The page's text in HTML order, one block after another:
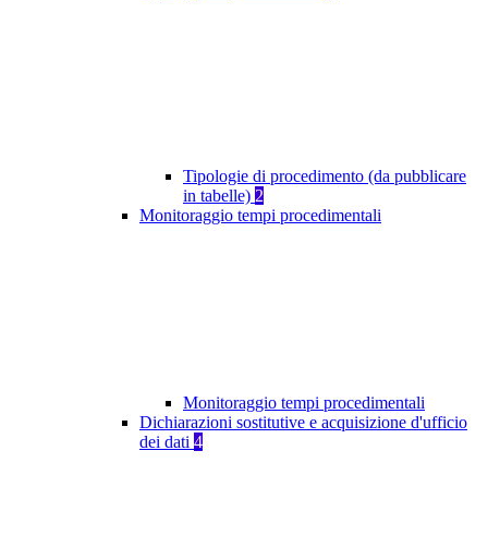
Tipologie di procedimento (da pubblicare
in tabelle) 2
Monitoraggio tempi procedimentali
Monitoraggio tempi procedimentali
Dichiarazioni sostitutive e acquisizione d'ufficio
dei dati 4